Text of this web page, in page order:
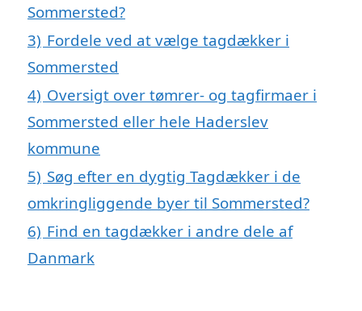
Sommersted?
3) Fordele ved at vælge tagdækker i
Sommersted
4) Oversigt over tømrer- og tagfirmaer i
Sommersted eller hele Haderslev
kommune
5) Søg efter en dygtig Tagdækker i de
omkringliggende byer til Sommersted?
6) Find en tagdækker i andre dele af
Danmark